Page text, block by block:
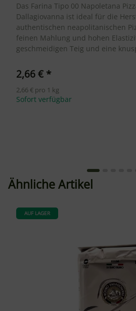
Das Farina Tipo 00 Napoletana
Dallagiovanna ist ideal für die
authentischen neapolitanischen
feinen Mahlung und hohen
geschmeidigen Teig und eine
2,66 € *
2,66 € pro 1 kg
Sofort verfügbar
Ähnliche Artikel
AUF LAGER